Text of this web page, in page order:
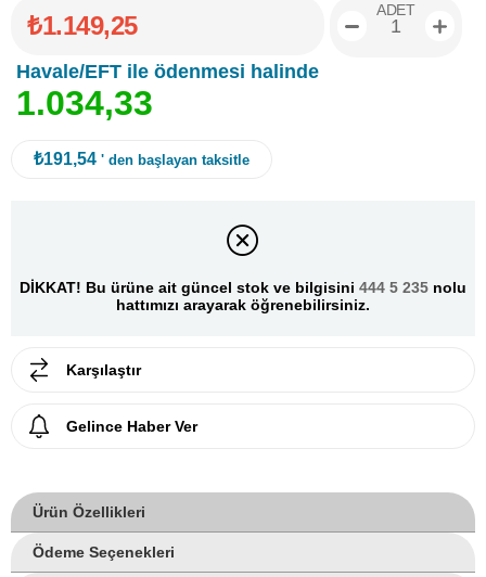
₺1.149,25
Havale/EFT ile ödenmesi halinde
1.034,33
ADET
₺191,54 ' den başlayan taksitle
DİKKAT! Bu ürüne ait güncel stok ve bilgisini 444 5 235 nolu
hattımızı arayarak öğrenebilirsiniz.
Karşılaştır
Gelince Haber Ver
Ürün Özellikleri
Ödeme Seçenekleri